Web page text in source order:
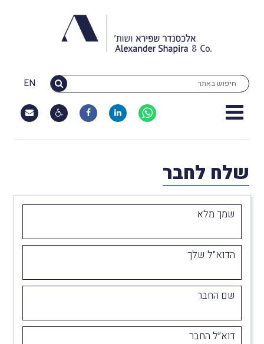
EN
שלח לחבר
שמך מלא
הדוא״ל שלך
שם החבר
דוא״ל החבר